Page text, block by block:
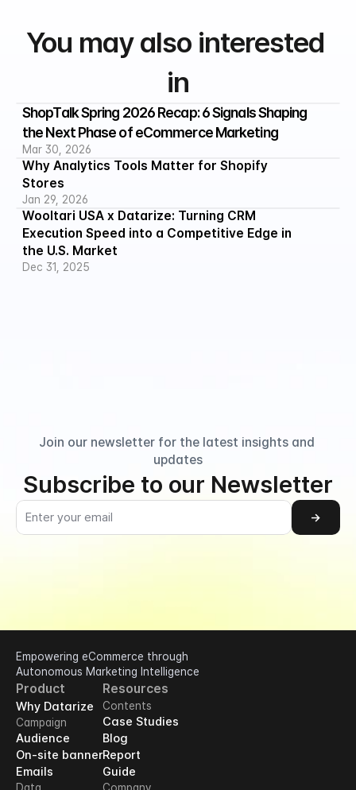
You may also interested
in
ShopTalk Spring 2026 Recap: 6 Signals Shaping
the Next Phase of eCommerce Marketing
Mar 30, 2026
Why Analytics Tools Matter for Shopify
Stores
Jan 29, 2026
Wooltari USA x Datarize: Turning CRM
Execution Speed into a Competitive Edge in
the U.S. Market
Dec 31, 2025
Join our newsletter for the latest insights and
updates
Subscribe to our Newsletter
→
Empowering eCommerce through
Autonomous Marketing Intelligence
Product
Why Datarize
Campaign
Audience
On-site banner
Emails
Resources
Contents
Case Studies
Blog
Report
Guide